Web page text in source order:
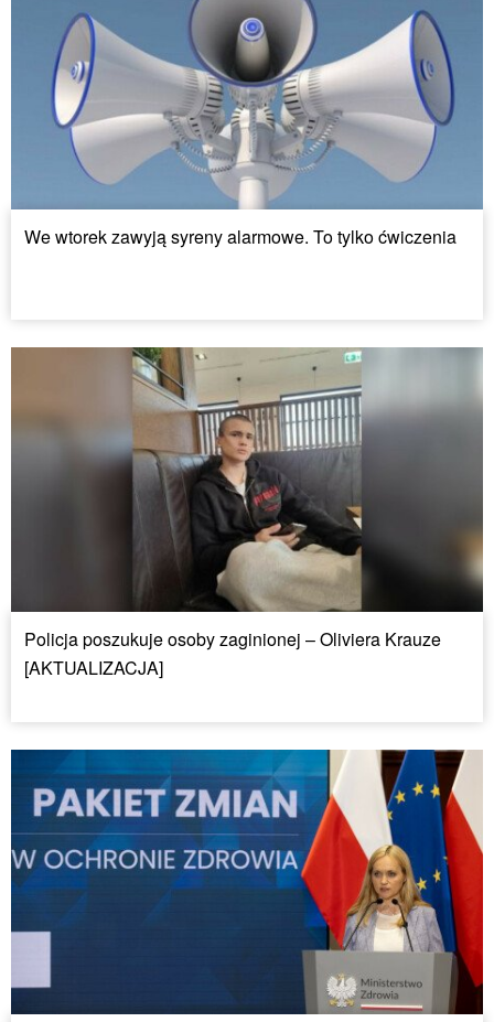
We wtorek zawyją syreny alarmowe. To tylko ćwiczenia
Policja poszukuje osoby zaginionej – Oliviera Krauze
[AKTUALIZACJA]